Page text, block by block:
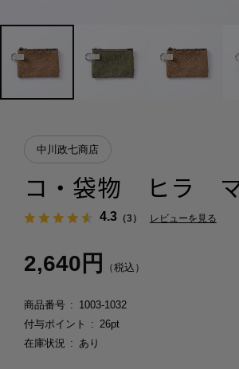
中川政七商店
コ・袋物 ヒラ
4.3（3） レビューを見る
2,640円 （税込）
商品番号
1003-1032
付与ポイント
26pt
在庫状況
あり